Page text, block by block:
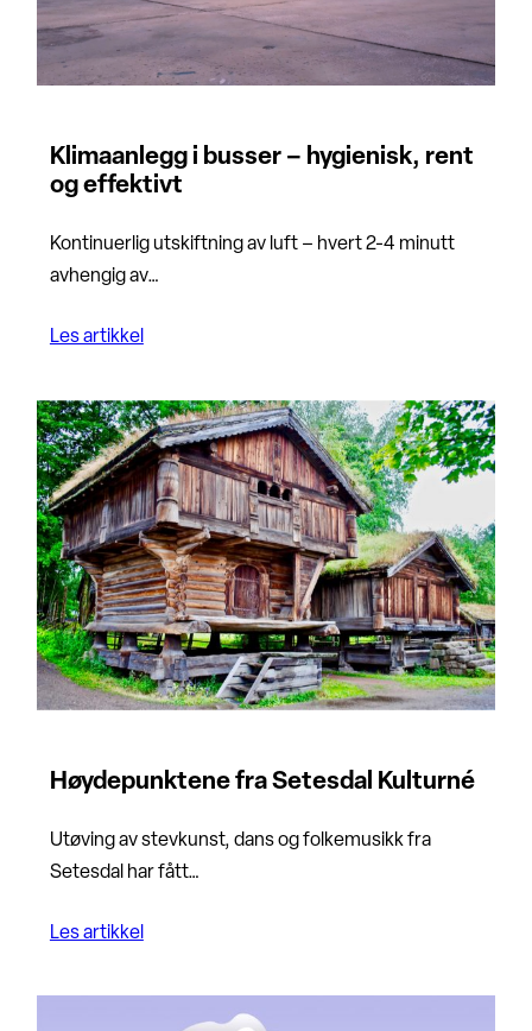
Klimaanlegg i busser – hygienisk, rent
og effektivt
Kontinuerlig utskiftning av luft – hvert 2-4 minutt
avhengig av…
Les artikkel
Høydepunktene fra Setesdal Kulturné
Utøving av stevkunst, dans og folkemusikk fra
Setesdal har fått…
Les artikkel